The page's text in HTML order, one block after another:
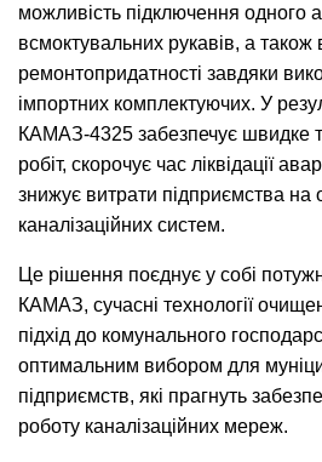
можливість підключення одного
всмоктувальних рукавів, а також
ремонтопридатності завдяки
імпортних комплектуючих. У
КАМАЗ-4325 забезпечує швидке
робіт, скорочує час ліквідації
знижує витрати підприємства на
каналізаційних систем.
Це рішення поєднує у собі
КАМАЗ, сучасні технології
підхід до комунального
оптимальним вибором для
підприємств, які прагнуть
роботу каналізаційних мереж.